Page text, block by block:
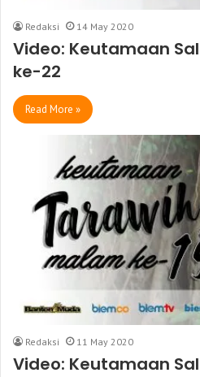
Redaksi 14 May 2020
Video: Keutamaan
ke-22
Read More »
Redaksi 11 May 2020
Video: Keutamaan